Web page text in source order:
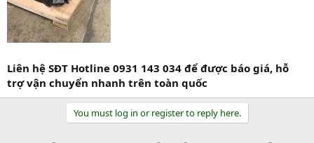
Liên hệ SĐT Hotline 0931 143 034 để được báo giá, hỗ
trợ vận chuyển nhanh trên toàn quốc
You must log in or register to reply here.